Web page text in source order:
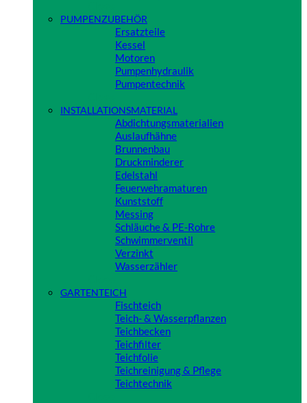
PUMPENZUBEHÖR
Ersatzteile
Kessel
Motoren
Pumpenhydraulik
Pumpentechnik
INSTALLATIONSMATERIAL
Abdichtungsmaterialien
Auslaufhähne
Brunnenbau
Druckminderer
Edelstahl
Feuerwehramaturen
Kunststoff
Messing
Schläuche & PE-Rohre
Schwimmerventil
Verzinkt
Wasserzähler
GARTENTEICH
Fischteich
Teich- & Wasserpflanzen
Teichbecken
Teichfilter
Teichfolie
Teichreinigung & Pflege
Teichtechnik